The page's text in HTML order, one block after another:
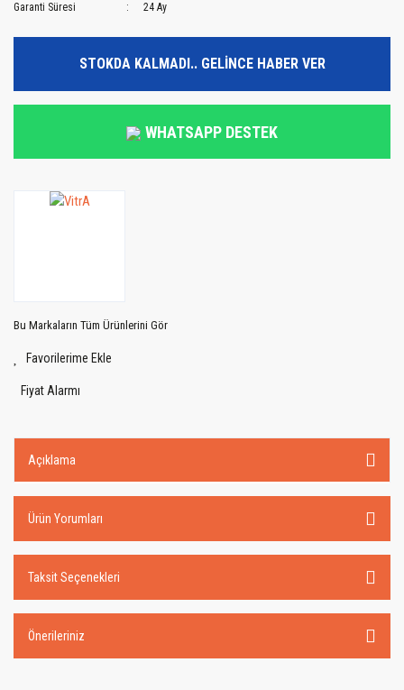
Garanti Süresi
24 Ay
STOKDA KALMADI.. GELİNCE HABER VER
WHATSAPP DESTEK
Bu Markaların Tüm Ürünlerini Gör
Fiyat Alarmı
Açıklama
Ürün Yorumları
Taksit Seçenekleri
Önerileriniz